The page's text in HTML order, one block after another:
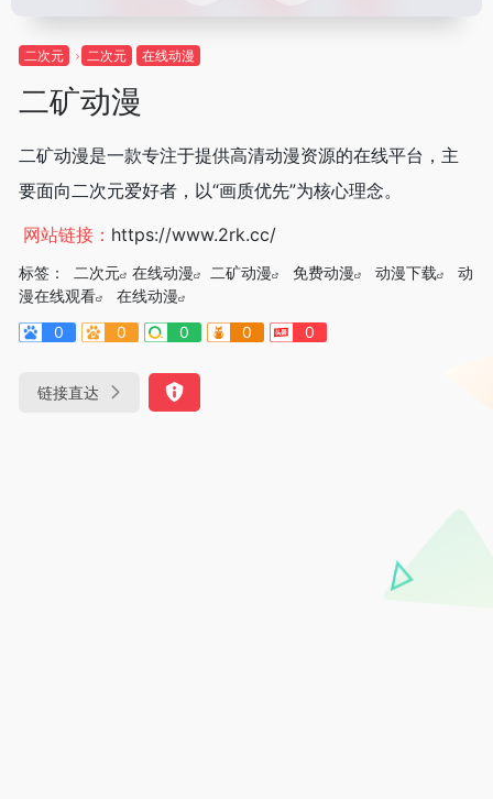
二次元 二次元 在线动漫
二矿动漫
二矿动漫是一款专注于提供高清动漫资源的在线平台，主
要面向二次元爱好者，以“画质优先”为核心理念。
网站链接： https://www.2rk.cc/
标签： 二次元 在线动漫 二矿动漫 免费动漫 动漫下载
动
漫在线观看
在线动漫
0
0 0 0 0
链接直达